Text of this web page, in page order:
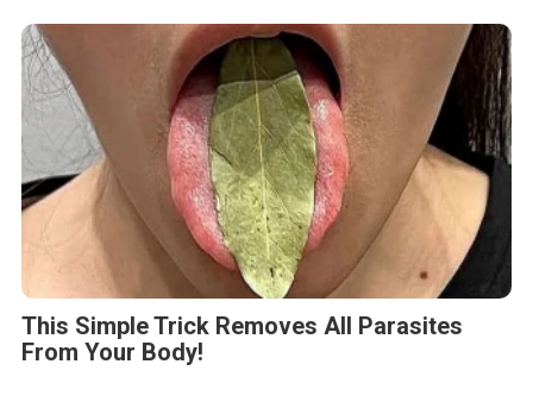
This Simple Trick Removes All Parasites
From Your Body!